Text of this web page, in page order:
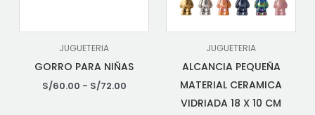
JUGUETERIA
GORRO PARA NIÑAS
S/60.00 - S/72.00
JUGUETERIA
ALCANCIA PEQUEÑA
MATERIAL CERAMICA
VIDRIADA 18 X 10 CM